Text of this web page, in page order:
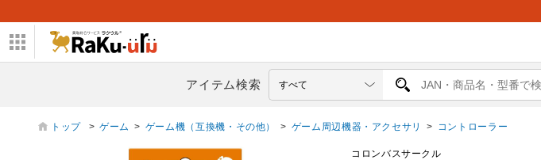
アイテム検索
トップ > ゲーム > ゲーム機（互換機・その他） > ゲーム周辺機器・アクセサリ > コントローラー
コロンバスサークル